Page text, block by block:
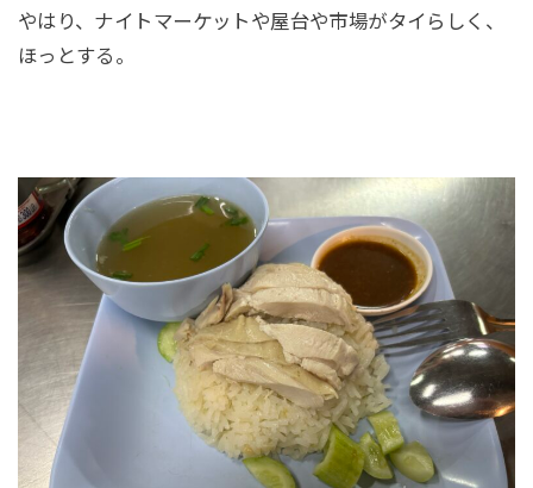
やはり、ナイトマーケットや屋台や市場がタイらしく、
ほっとする。